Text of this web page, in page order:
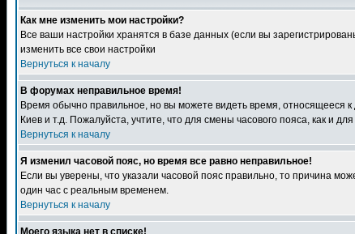
Как мне изменить мои настройки?
Все ваши настройки хранятся в базе данных (если вы
изменить все свои настройки
Вернуться к началу
В форумах неправильное время!
Время обычно правильное, но вы можете видеть время, относящееся к
Киев и т.д. Пожалуйста, учтите, что для смены часового пояса, как и
Вернуться к началу
Я изменил часовой пояс, но время все равно неправильное!
Если вы уверены, что указали часовой пояс правильно, то причина
один час с реальным временем.
Вернуться к началу
Моего языка нет в списке!